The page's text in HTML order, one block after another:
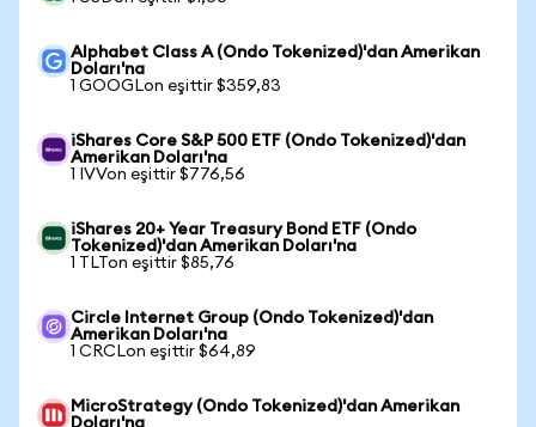
Alphabet Class A (Ondo Tokenized)'dan Amerikan
Doları'na
1 GOOGLon eşittir $359,83
iShares Core S&P 500 ETF (Ondo Tokenized)'dan
Amerikan Doları'na
1 IVVon eşittir $776,56
iShares 20+ Year Treasury Bond ETF (Ondo
Tokenized)'dan Amerikan Doları'na
1 TLTon eşittir $85,76
Circle Internet Group (Ondo Tokenized)'dan
Amerikan Doları'na
1 CRCLon eşittir $64,89
MicroStrategy (Ondo Tokenized)'dan Amerikan
Doları'na